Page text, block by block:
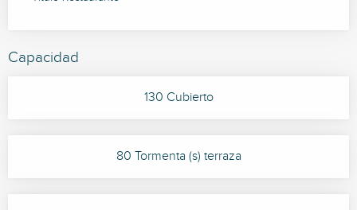
Capacidad
130 Cubierto
80 Tormenta (s) terraza